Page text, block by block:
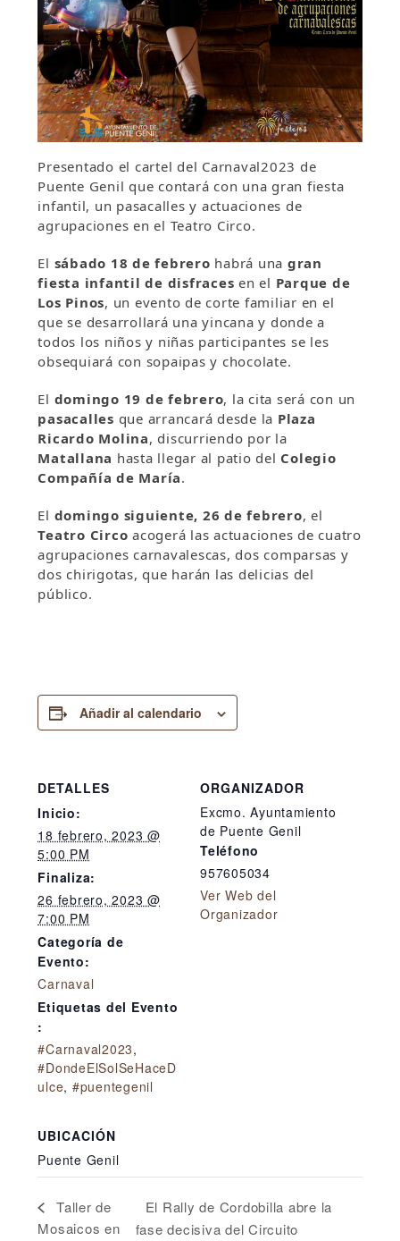
Presentado el cartel del Carnaval2023 de
Puente Genil que contará con una gran fiesta
infantil, un pasacalles y actuaciones de
agrupaciones en el Teatro Circo.
El sábado 18 de febrero habrá una gran
fiesta infantil de disfraces en el Parque de
Los Pinos, un evento de corte familiar en el
que se desarrollará una yincana y donde a
todos los niños y niñas participantes se les
obsequiará con sopaipas y chocolate.
El domingo 19 de febrero, la cita será con un
pasacalles que arrancará desde la Plaza
Ricardo Molina, discurriendo por la
Matallana hasta llegar al patio del Colegio
Compañía de María.
El domingo siguiente, 26 de febrero, el
Teatro Circo acogerá las actuaciones de cuatro
agrupaciones carnavalescas, dos comparsas y
dos chirigotas, que harán las delicias del
público.
Añadir al calendario
DETALLES
Inicio:
18 febrero, 2023 @
5:00 PM
Finaliza:
26 febrero, 2023 @
7:00 PM
Categoría de
Evento:
Carnaval
Etiquetas del Evento
:
#Carnaval2023,
#DondeElSolSeHaceD
ulce, #puentegenil
ORGANIZADOR
Excmo. Ayuntamiento
de Puente Genil
Teléfono
957605034
Ver Web del
Organizador
UBICACIÓN
Puente Genil
Taller de
Mosaicos en
El Rally de Cordobilla abre la
fase decisiva del Circuito